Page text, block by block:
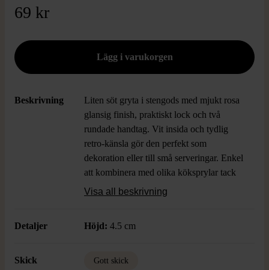
69 kr
Beskrivning
Liten söt gryta i stengods med mjukt rosa
glansig finish, praktiskt lock och två
rundade handtag. Vit insida och tydlig
retro-känsla gör den perfekt som
dekoration eller till små serveringar. Enkel
att kombinera med olika köksprylar tack
vare sin stilrena design.
Visa all beskrivning
Detaljer Höjd: 4.5 cm
Skick Gott skick